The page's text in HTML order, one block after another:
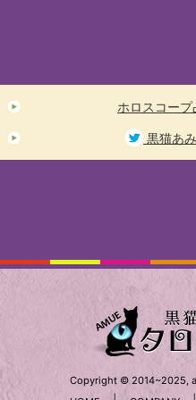
ホロスコー
黒猫あ
Copyright © 2014~2025,